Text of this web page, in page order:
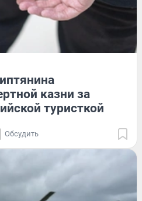
казни за
туристкой
Обсудить